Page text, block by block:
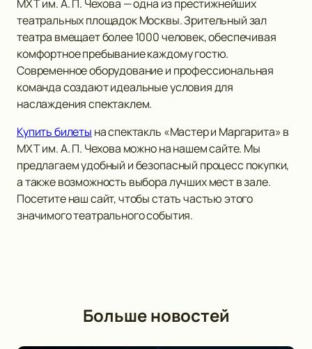
МХТ им. А. П. Чехова — одна из престижнейших
театральных площадок Москвы. Зрительный зал
театра вмещает более 1000 человек, обеспечивая
комфортное пребывание каждому гостю.
Современное оборудование и профессиональная
команда создают идеальные условия для
наслаждения спектаклем.
Купить билеты на спектакль «Мастер и Маргарита» в
МХТ им. А. П. Чехова можно на нашем сайте. Мы
предлагаем удобный и безопасный процесс покупки,
а также возможность выбора лучших мест в зале.
Посетите наш сайт, чтобы стать частью этого
значимого театрального события.
Больше новостей